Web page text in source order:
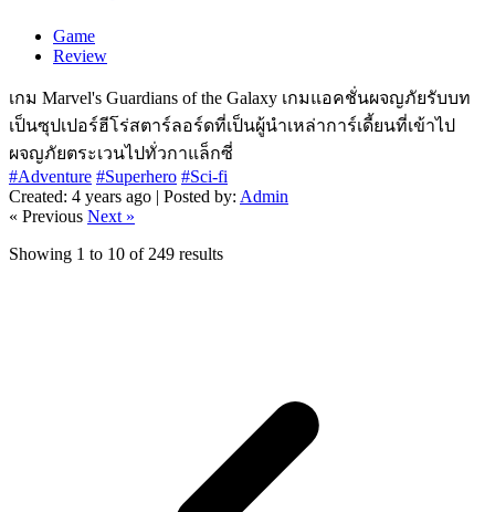
Game
Review
เกม Marvel's Guardians of the Galaxy เกมแอคชั่นผจญภัยรับบท
เป็นซุปเปอร์ฮีโร่สตาร์ลอร์ดที่เป็นผู้นำเหล่าการ์เดี้ยนที่เข้าไป
ผจญภัยตระเวนไปทั่วกาแล็กซี่
#Adventure #Superhero #Sci-fi
Created: 4 years ago | Posted by: Admin
« Previous Next »
Showing 1 to 10 of 249 results